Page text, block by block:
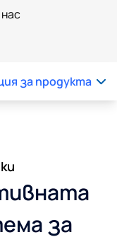
за продукта
за